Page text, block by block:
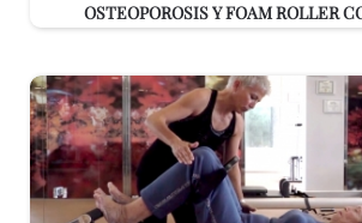
OSTEOPOROSIS Y FOAM ROLLER